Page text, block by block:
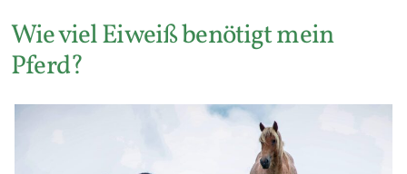
Wie viel Eiweiß benötigt mein
Pferd?